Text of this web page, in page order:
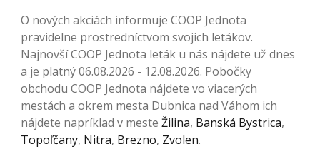
O nových akciách informuje COOP Jednota
pravidelne prostredníctvom svojich letákov.
Najnovší COOP Jednota leták u nás nájdete už dnes
a je platný 06.08.2026 - 12.08.2026. Pobočky
obchodu COOP Jednota nájdete vo viacerých
mestách a okrem mesta Dubnica nad Váhom ich
nájdete napríklad v meste Žilina, Banská Bystrica,
Topoľčany, Nitra, Brezno, Zvolen.